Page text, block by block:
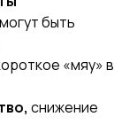
быть
«мяу» в
снижение